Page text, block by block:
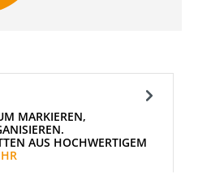
MARKIEREN,
AUS HOCHWERTIGEM